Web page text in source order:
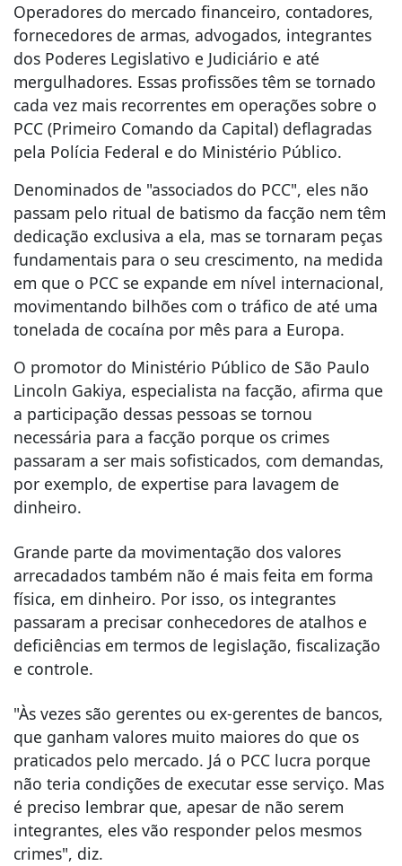
Operadores do mercado financeiro, contadores,
fornecedores de armas, advogados, integrantes
dos Poderes Legislativo e Judiciário e até
mergulhadores. Essas profissões têm se tornado
cada vez mais recorrentes em operações sobre o
PCC (Primeiro Comando da Capital) deflagradas
pela Polícia Federal e do Ministério Público.
Denominados de "associados do PCC", eles não
passam pelo ritual de batismo da facção nem têm
dedicação exclusiva a ela, mas se tornaram peças
fundamentais para o seu crescimento, na medida
em que o PCC se expande em nível internacional,
movimentando bilhões com o tráfico de até uma
tonelada de cocaína por mês para a Europa.
O promotor do Ministério Público de São Paulo
Lincoln Gakiya, especialista na facção, afirma que
a participação dessas pessoas se tornou
necessária para a facção porque os crimes
passaram a ser mais sofisticados, com demandas,
por exemplo, de expertise para lavagem de
dinheiro.
Grande parte da movimentação dos valores
arrecadados também não é mais feita em forma
física, em dinheiro. Por isso, os integrantes
passaram a precisar conhecedores de atalhos e
deficiências em termos de legislação, fiscalização
e controle.
"Às vezes são gerentes ou ex-gerentes de bancos,
que ganham valores muito maiores do que os
praticados pelo mercado. Já o PCC lucra porque
não teria condições de executar esse serviço. Mas
é preciso lembrar que, apesar de não serem
integrantes, eles vão responder pelos mesmos
crimes", diz.